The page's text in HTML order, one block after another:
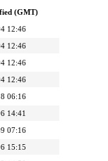
(GMT)
12:46
12:46
12:46
12:46
06:16
14:41
07:16
15:15